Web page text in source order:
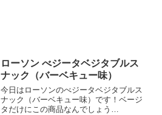
ローソン べジータベジタブルス
ナック（バーベキュー味）
今日はローソンのべジータベジタブルス
ナック（バーベキュー味）です！ベージ
タだけにこの商品なんでしょう